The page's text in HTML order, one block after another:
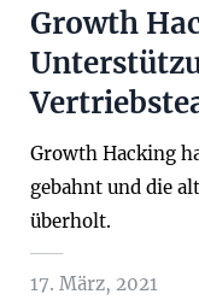
Growth
Growth Hacking
gebahnt und die
überholt.
17. März, 2021